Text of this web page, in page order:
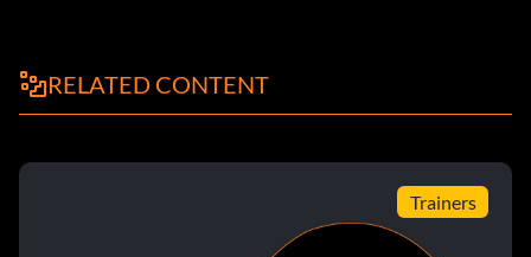
RELATED CONTENT
Trainers